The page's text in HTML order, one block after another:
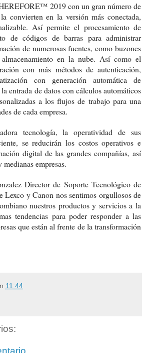
2019 con un gran número de
convierten en la versión más conectada,
Así permite el procesamiento de
de códigos de barras para administrar
de numerosas fuentes, como buzones
en la nube. Así como el
con más métodos de autenticación,
con generación automática de
entrada de datos con cálculos automáticos
a los flujos de trabajo para una
de cada empresa.
tecnología, la operatividad de sus
se reducirán los costos operativos e
digital de las grandes compañías, así
empresas.
Director de Soporte Tecnológico de
Lexco y Canon nos sentimos orgullosos de
nuestros productos y servicios a la
tendencias para poder responder a las
que están al frente de la transformación
11:44